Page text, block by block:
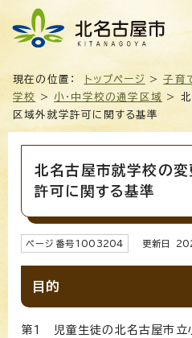
現在の位置： トップページ >子育
学校
>小・中学校の通学区域 > 北
区域外就学許可に関する基準
北名古屋市就学校の
許可に関する基準
ページ番号1003204 更新日
目的
第1 児童生徒の北名古屋市立